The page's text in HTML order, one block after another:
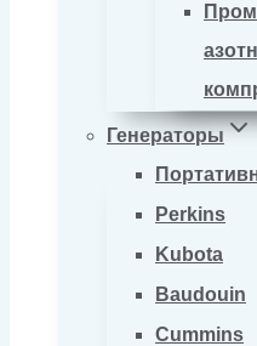
Генераторы
Perkins
Kubota
Baudouin
Cummins